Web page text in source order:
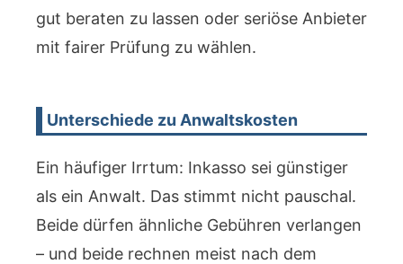
gut beraten zu lassen oder seriöse Anbieter
mit fairer Prüfung zu wählen.
Unterschiede zu Anwaltskosten
Ein häufiger Irrtum: Inkasso sei günstiger
als ein Anwalt. Das stimmt nicht pauschal.
Beide dürfen ähnliche Gebühren verlangen
– und beide rechnen meist nach dem